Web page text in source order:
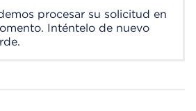
procesar su solicitud en
Inténtelo de nuevo